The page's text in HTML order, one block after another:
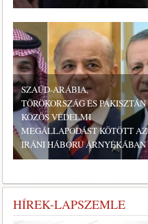
SZAÚD-ARÁBIA,
TÖRÖKORSZÁG ÉS PAKISZTÁN
KÖZÖS VÉDELMI
MEGÁLLAPODÁST KÖTÖTT AZ
IRÁNI HÁBORÚ ÁRNYÉKÁBAN
HÍREK-LAPSZEMLE